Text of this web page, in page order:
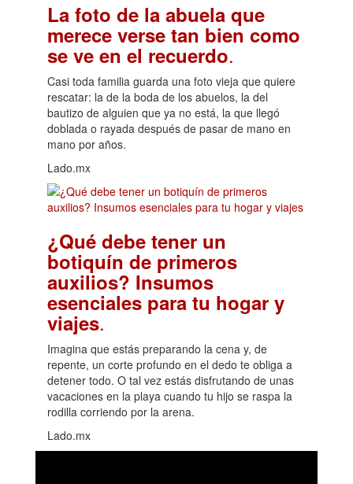
La foto de la abuela que
merece verse tan bien como
se ve en el recuerdo.
Casi toda familia guarda una foto vieja que quiere
rescatar: la de la boda de los abuelos, la del
bautizo de alguien que ya no está, la que llegó
doblada o rayada después de pasar de mano en
mano por años.
Lado.mx
¿Qué debe tener un
botiquín de primeros
auxilios? Insumos
esenciales para tu hogar y
viajes.
Imagina que estás preparando la cena y, de
repente, un corte profundo en el dedo te obliga a
detener todo. O tal vez estás disfrutando de unas
vacaciones en la playa cuando tu hijo se raspa la
rodilla corriendo por la arena.
Lado.mx